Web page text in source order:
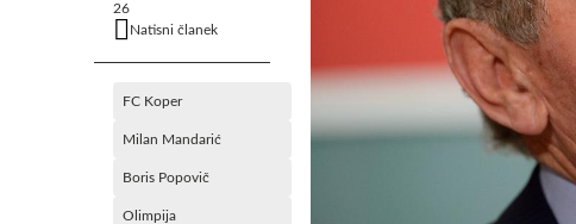
26
Natisni članek
FC Koper
Milan Mandarić
Boris Popovič
Olimpija